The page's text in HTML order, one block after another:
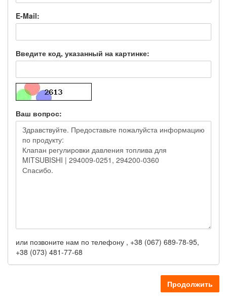
E-Mail:
Введите код, указанный на картинке:
Ваш вопрос:
или позвоните нам по телефону , +38 (067) 689-78-95,
+38 (073) 481-77-68
Продолжить